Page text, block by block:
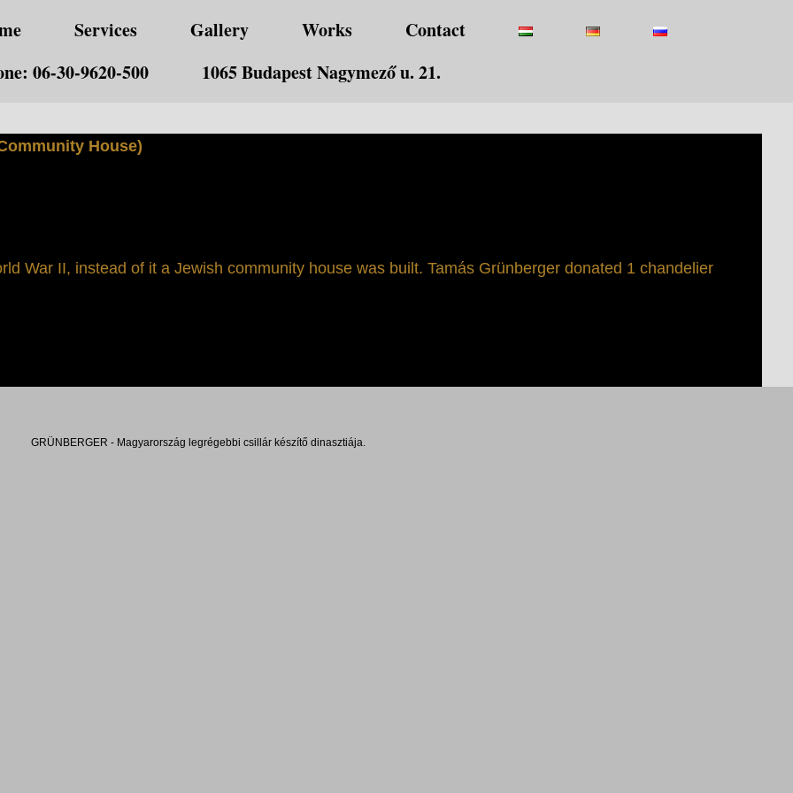
Services Gallery Works
Contact
06-30-9620-500
1065 Budapest Nagymező u. 21.
House)
War II, instead of it a Jewish community house was built. Tamás Grünberger donated 1 chandelier
GRÜNBERGER - Magyarország legrégebbi csillár készítő dinasztiája.